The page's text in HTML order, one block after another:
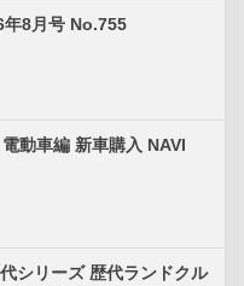
年8月号 No.755
動車編 新車購入 NAVI
シリーズ 歴代ランドクル